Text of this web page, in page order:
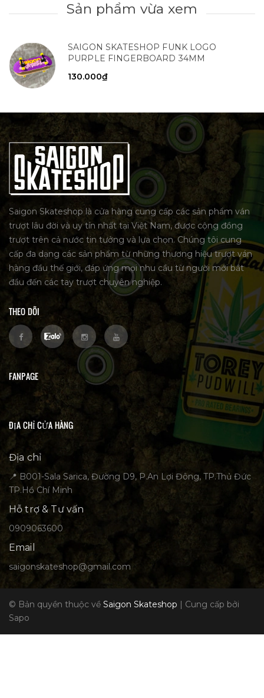
Sản phẩm vừa xem
SAIGON SKATESHOP FUNK LOGO
PURPLE FINGERBOARD 34MM
130.000₫
Saigon Skateshop là cửa hàng cung cấp các sản phẩm ván
trượt lâu đời và uy tín nhất tại Việt Nam, được cộng đồng
trượt trên cả nước tin tưởng và lựa chọn. Chúng tôi cung
cấp đa dạng các sản phẩm từ những thương hiệu trượt ván
hàng đầu thế giới, đáp ứng mọi nhu cầu từ người mới bắt
đầu đến các tay trượt chuyên nghiệp.
THEO DÕI
FANPAGE
ĐỊA CHỈ CỬA HÀNG
Địa chỉ
📍 B001-Sala Sarica, Đường D9, P.An Lợi Đông, TP.Thủ Đức
TP.Hồ Chí Minh
Hỗ trợ & Tư vấn
0909063600
Email
saigonskateshop@gmail.com
© Bản quyền thuộc về Saigon Skateshop | Cung cấp bởi
Sapo